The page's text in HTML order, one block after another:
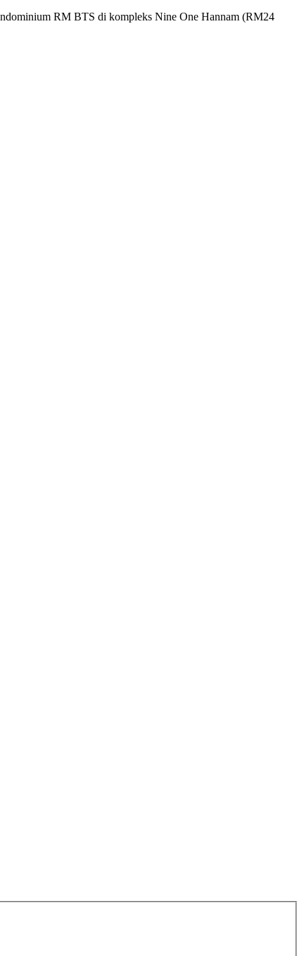
RM BTS di kompleks Nine One Hannam (RM24